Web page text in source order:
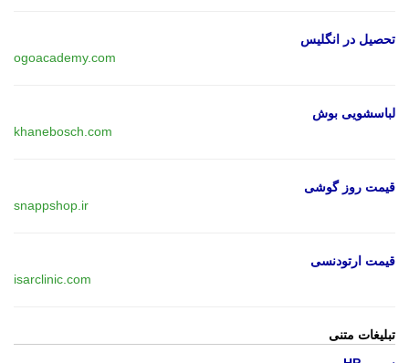
تحصیل در انگلیس
ogoacademy.com
لباسشویی بوش
khanebosch.com
قیمت روز گوشی
snappshop.ir
قیمت ارتودنسی
isarclinic.com
تبلیغات متنی